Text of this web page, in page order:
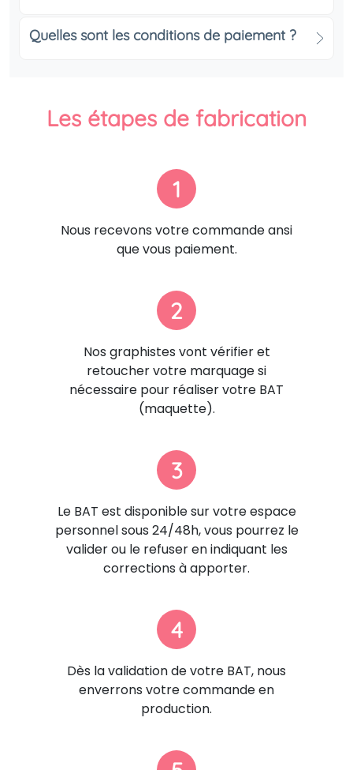
Quelles sont les conditions de paiement ?
Les étapes de fabrication
1
Nous recevons votre commande ansi
que vous paiement.
2
Nos graphistes vont vérifier et
retoucher votre marquage si
nécessaire pour réaliser votre BAT
(maquette).
3
Le BAT est disponible sur votre espace
personnel sous 24/48h, vous pourrez le
valider ou le refuser en indiquant les
corrections à apporter.
4
Dès la validation de votre BAT, nous
enverrons votre commande en
production.